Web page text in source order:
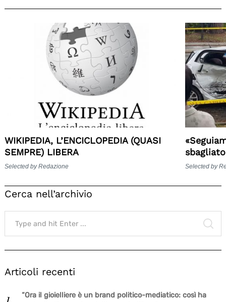
WIKIPEDIA, L’ENCICLOPEDIA (QUASI
SEMPRE) LIBERA
Selected by Redazione Selected by
Cerca nell’archivio
Search
for:
Articoli recenti
“Ora il gioielliere è un brand politico-mediatico: così ha